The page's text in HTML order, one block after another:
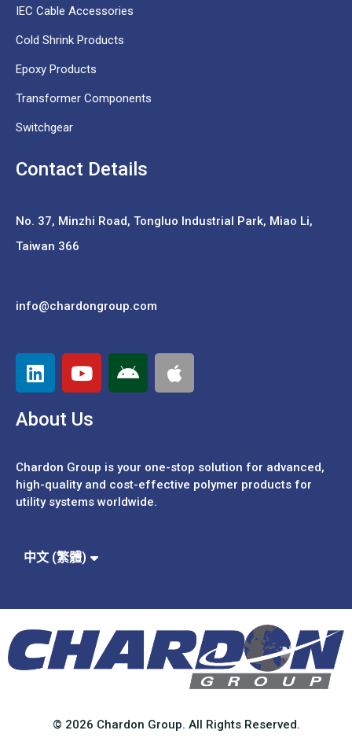
IEC Cable Accessories
Cold Shrink Products
Epoxy Products
Transformer Components
Switchgear
Contact Details
No. 37, Minzhi Road, Tongluo Industrial Park, Miao Li,
Taiwan 366
info@chardongroup.com
About Us
Chardon Group is your one-stop solution for advanced,
high-quality and cost-effective polymer products for
utility systems worldwide.
中文 (繁體)
Español
English
© 2026 Chardon Group. All Rights Reserved.